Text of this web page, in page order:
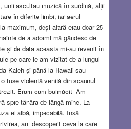
unii ascultau muzică în surdină, alții
în diferite limbi, iar aerul
maximum, deși afară erau doar 25
de a adormi mă gândesc de
și de data aceasta mi-au revenit în
pe care le-am vizitat de-a lungul
Kaleh și până la Hawaii sau
tuse violentă venită din scaunul
Eram cam buimăcit. Am
spre tânăra de lângă mine. La
ei albă, impecabilă. Însă
am descoperit ceva la care